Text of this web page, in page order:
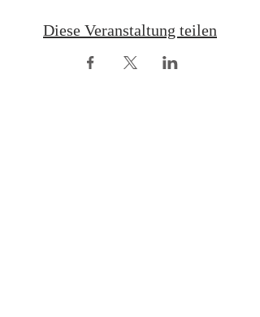
Diese Veranstaltung teilen